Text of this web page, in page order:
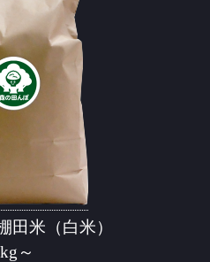
田米（白米）
～